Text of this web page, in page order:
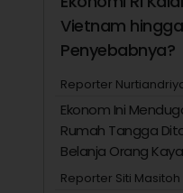
Vietnam
Penyebabnya?
Reporter
Ekonom Ini
Rumah Tangga
Belanja Orang Kaya
Reporter Siti Masitoh